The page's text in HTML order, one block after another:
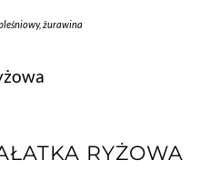
,żurawina
RYŻOWA